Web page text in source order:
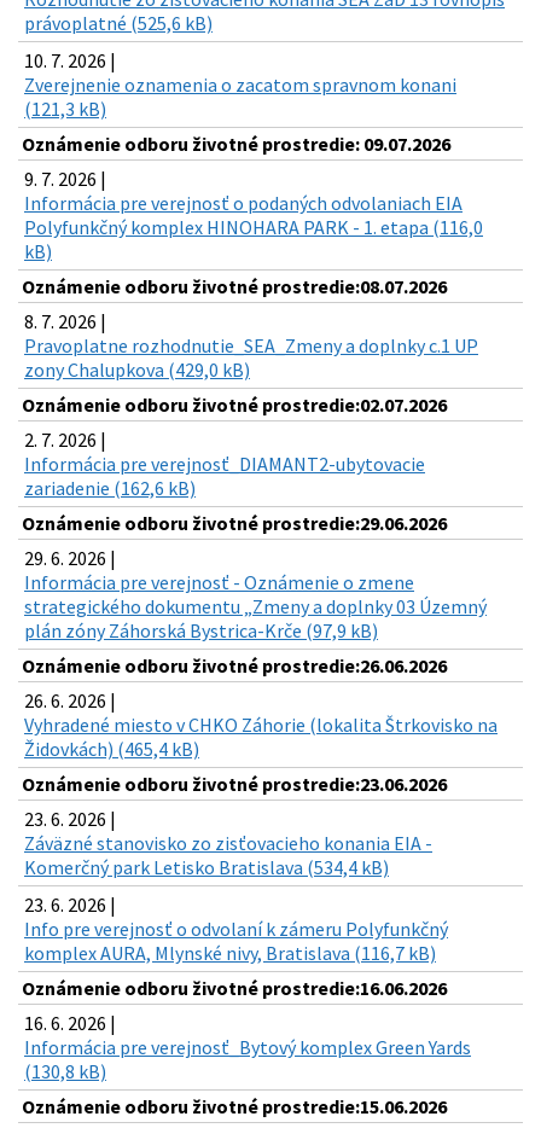
právoplatné (525,6 kB)
10. 7. 2026 |
Zverejnenie oznamenia o zacatom spravnom konani
(121,3 kB)
Oznámenie odboru životné prostredie: 09.07.2026
9. 7. 2026 |
Informácia pre verejnosť o podaných odvolaniach EIA
Polyfunkčný komplex HINOHARA PARK - 1. etapa (116,0
kB)
Oznámenie odboru životné prostredie:08.07.2026
8. 7. 2026 |
Pravoplatne rozhodnutie_SEA_Zmeny a doplnky c.1 UP
zony Chalupkova (429,0 kB)
Oznámenie odboru životné prostredie:02.07.2026
2. 7. 2026 |
Informácia pre verejnosť_DIAMANT2-ubytovacie
zariadenie (162,6 kB)
Oznámenie odboru životné prostredie:29.06.2026
29. 6. 2026 |
Informácia pre verejnosť - Oznámenie o zmene
strategického dokumentu „Zmeny a doplnky 03 Územný
plán zóny Záhorská Bystrica-Krče (97,9 kB)
Oznámenie odboru životné prostredie:26.06.2026
26. 6. 2026 |
Vyhradené miesto v CHKO Záhorie (lokalita Štrkovisko na
Židovkách) (465,4 kB)
Oznámenie odboru životné prostredie:23.06.2026
23. 6. 2026 |
Záväzné stanovisko zo zisťovacieho konania EIA -
Komerčný park Letisko Bratislava (534,4 kB)
23. 6. 2026 |
Info pre verejnosť o odvolaní k zámeru Polyfunkčný
komplex AURA, Mlynské nivy, Bratislava (116,7 kB)
Oznámenie odboru životné prostredie:16.06.2026
16. 6. 2026 |
Informácia pre verejnosť_Bytový komplex Green Yards
(130,8 kB)
Oznámenie odboru životné prostredie:15.06.2026